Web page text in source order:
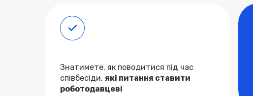
Знатимете, як поводитися під час
співбесіди, які питання ставити
роботодавцеві